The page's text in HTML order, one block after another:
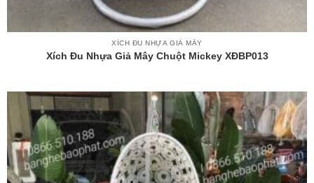
XÍCH ĐU NHỰA GIẢ MÂY
Xích Đu Nhựa Giả Mây Chuột Mickey XĐBP013